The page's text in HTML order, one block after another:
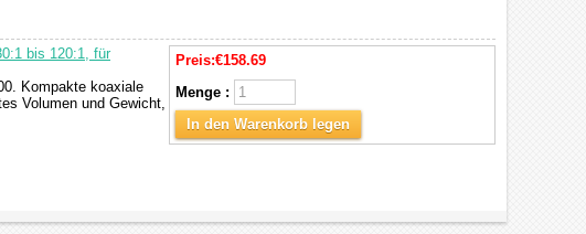
bis 120:1, für
Kompakte koaxiale
Volumen und Gewicht,
Preis:€158.69
Menge :
In den Warenkorb legen